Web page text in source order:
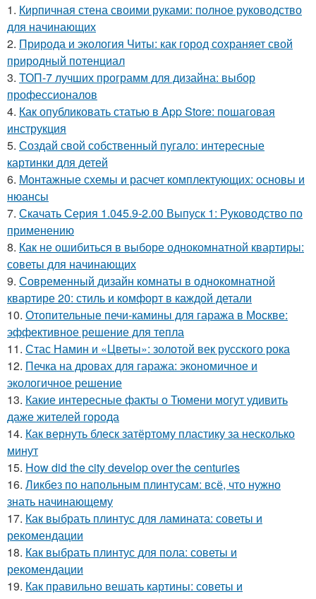
1. Кирпичная стена своими руками: полное руководство
для начинающих
2. Природа и экология Читы: как город сохраняет свой
природный потенциал
3. ТОП-7 лучших программ для дизайна: выбор
профессионалов
4. Как опубликовать статью в App Store: пошаговая
инструкция
5. Создай свой собственный пугало: интересные
картинки для детей
6. Монтажные схемы и расчет комплектующих: основы и
нюансы
7. Скачать Серия 1.045.9-2.00 Выпуск 1: Руководство по
применению
8. Как не ошибиться в выборе однокомнатной квартиры:
советы для начинающих
9. Современный дизайн комнаты в однокомнатной
квартире 20: стиль и комфорт в каждой детали
10. Отопительные печи-камины для гаража в Москве:
эффективное решение для тепла
11. Стас Намин и «Цветы»: золотой век русского рока
12. Печка на дровах для гаража: экономичное и
экологичное решение
13. Какие интересные факты о Тюмени могут удивить
даже жителей города
14. Как вернуть блеск затёртому пластику за несколько
минут
15. How did the city develop over the centuries
16. Ликбез по напольным плинтусам: всё, что нужно
знать начинающему
17. Как выбрать плинтус для ламината: советы и
рекомендации
18. Как выбрать плинтус для пола: советы и
рекомендации
19. Как правильно вешать картины: советы и